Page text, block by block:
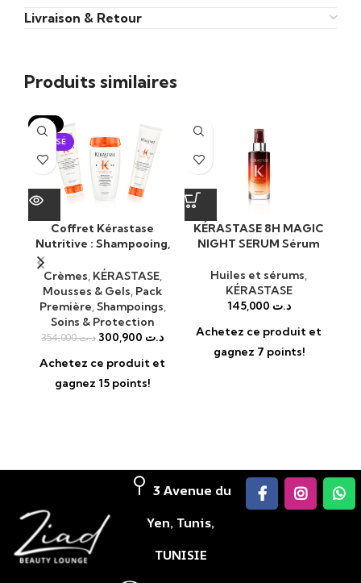
Livraison & Retour
Produits similaires
-15%
ÉPUISÉ
Coffret Kérastase
Nutritive : Shampooing,
Nectar Thermique & Lait
Vital
Crèmes, KÉRASTASE,
Mousses & Gels, Pack
Première,Shampoings,
Soins & Protection
د.ت354,000 د.ت
Achetez ce produit et
gagnez 15 points!
KÉRASTASE 8H MAGIC
NIGHT SERUM Sérum
Huiles et sérums,
KÉRASTASE
د.ت
Achetez ce produit et
gagnez 7 points!
3 Avenue du
Yen, Tunis,
TUNISIE